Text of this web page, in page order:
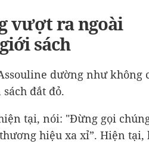
vượt ra ngoài
sách
dường như không
đắt đỏ.
tại, nói: "Đừng gọi
hiệu xa xỉ”. Hiện tại,